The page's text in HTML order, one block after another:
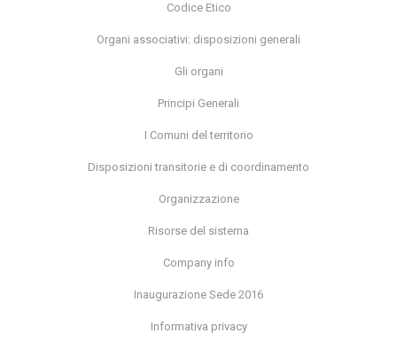
Codice Etico
Organi associativi: disposizioni generali
Gli organi
Principi Generali
I Comuni del territorio
Disposizioni transitorie e di coordinamento
Organizzazione
Risorse del sistema
Company info
Inaugurazione Sede 2016
Informativa privacy